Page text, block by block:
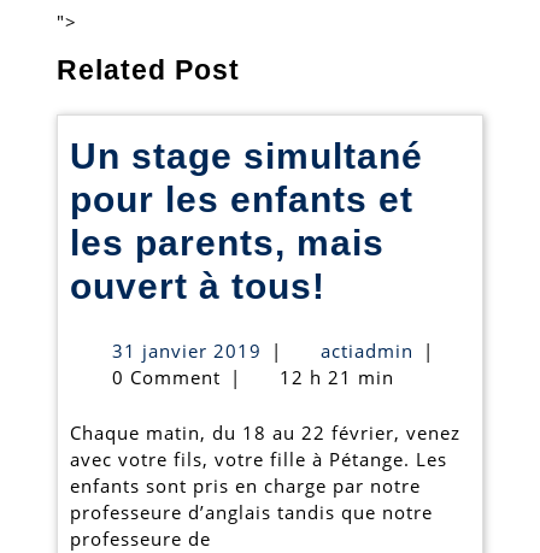
post:
">
Related Post
Un stage simultané
pour les enfants et
les parents, mais
ouvert à tous!
simultané
pour
les
enfants
31 janvier 2019 31
janvier
| actiadmin actiadmin
|
0 Comment | 12 h 21 min
Chaque matin, du 18 au 22 février, venez
avec votre fils, votre fille à Pétange. Les
enfants sont pris en charge par notre
professeure d’anglais tandis que notre
professeure de